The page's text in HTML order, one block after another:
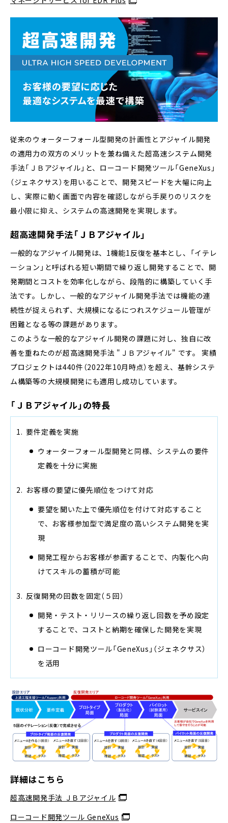
従来のウォーターフォール型開発の計画性とアジャイル開発
の適用力の双方のメリットを兼ね備えた超高速システム開発
手法「ＪＢアジャイル」と、ローコード開発ツール「GeneXus」
（ジェネクサス）を用いることで、開発スピードを大幅に向上
し、実際に動く画面で内容を確認しながら手戻りのリスクを
最小限に抑え、システムの高速開発を実現します。
超高速開発手法「ＪＢアジャイル」
一般的なアジャイル開発は、1機能1反復を基本とし、「イテレ
ーション」と呼ばれる短い期間で繰り返し開発することで、開
発期間とコストを効率化しながら、段階的に構築していく手
法です。しかし、一般的なアジャイル開発手法では機能の連
続性が捉えられず、大規模になるにつれスケジュール管理が
困難となる等の課題があります。
このような一般的なアジャイル開発の課題に対し、独自に改
善を重ねたのが超高速開発手法 "ＪＢアジャイル" です。 実績
プロジェクトは440件（2022年10月時点）を超え、基幹システ
ム構築等の大規模開発にも適用し成功しています。
「ＪＢアジャイル」の特長
要件定義を実施
ウォーターフォール型開発と同様、システムの要件
定義を十分に実施
お客様の要望に優先順位をつけて対応
要望を聞いた上で優先順位を付けて対応すること
で、お客様参加型で満足度の高いシステム開発を実
現
開発工程からお客様が参画することで、内製化へ向
けてスキルの蓄積が可能
反復開発の回数を固定（５回）
開発・テスト・リリースの繰り返し回数を予め設定
することで、コストと納期を確保した開発を実現
ローコード開発ツール「GeneXus」（ジェネクサス）
を活用
詳細はこちら
超高速開発手法 ＪＢアジャイル
ローコード開発ツール GeneXus